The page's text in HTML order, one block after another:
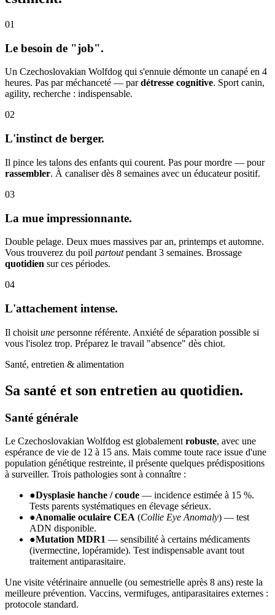
01
Le besoin de "job".
Un Czechoslovakian Wolfdog qui s'ennuie démonte un canapé en 4
heures. Pas par méchanceté — pardétresse cognitive. Sport canin,
agility, recherche : indispensable.
02
L'instinct de berger.
Il pince les talons des enfants qui courent. Pas pour mordre — pour
rassembler. À canaliser dès 8 semaines avec un éducateur positif.
03
La mue impressionnante.
Double pelage. Deux mues massives par an, printemps et automne.
Vous trouverez du poil partoutpendant 3 semaines. Brossage
quotidien sur ces périodes.
04
L'attachement intense.
Il choisit une personne référente. Anxiété de séparation possible si
vous l'isolez trop. Préparez le travail "absence" dès chiot.
Santé, entretien & alimentation
Sa santé et son entretien au quotidien.
Santé générale
Le Czechoslovakian Wolfdog est globalement robuste, avec une
espérance de vie de 12 à 15 ans. Mais comme toute race issue d'une
population génétique restreinte, il présente quelques prédispositions
à surveiller. Trois pathologies sont à connaître :
●Dysplasie hanche / coude — incidence estimée à 15 %.
Tests parents systématiques en élevage sérieux.
●Anomalie oculaire CEA (Collie Eye Anomaly) — test
ADN disponible.
●Mutation MDR1 — sensibilité à certains médicaments
(ivermectine, lopéramide). Test indispensable avant tout
traitement antiparasitaire.
Une visite vétérinaire annuelle (ou semestrielle après 8 ans) reste la
meilleure prévention. Vaccins, vermifuges, antiparasitaires externes :
protocole standard.